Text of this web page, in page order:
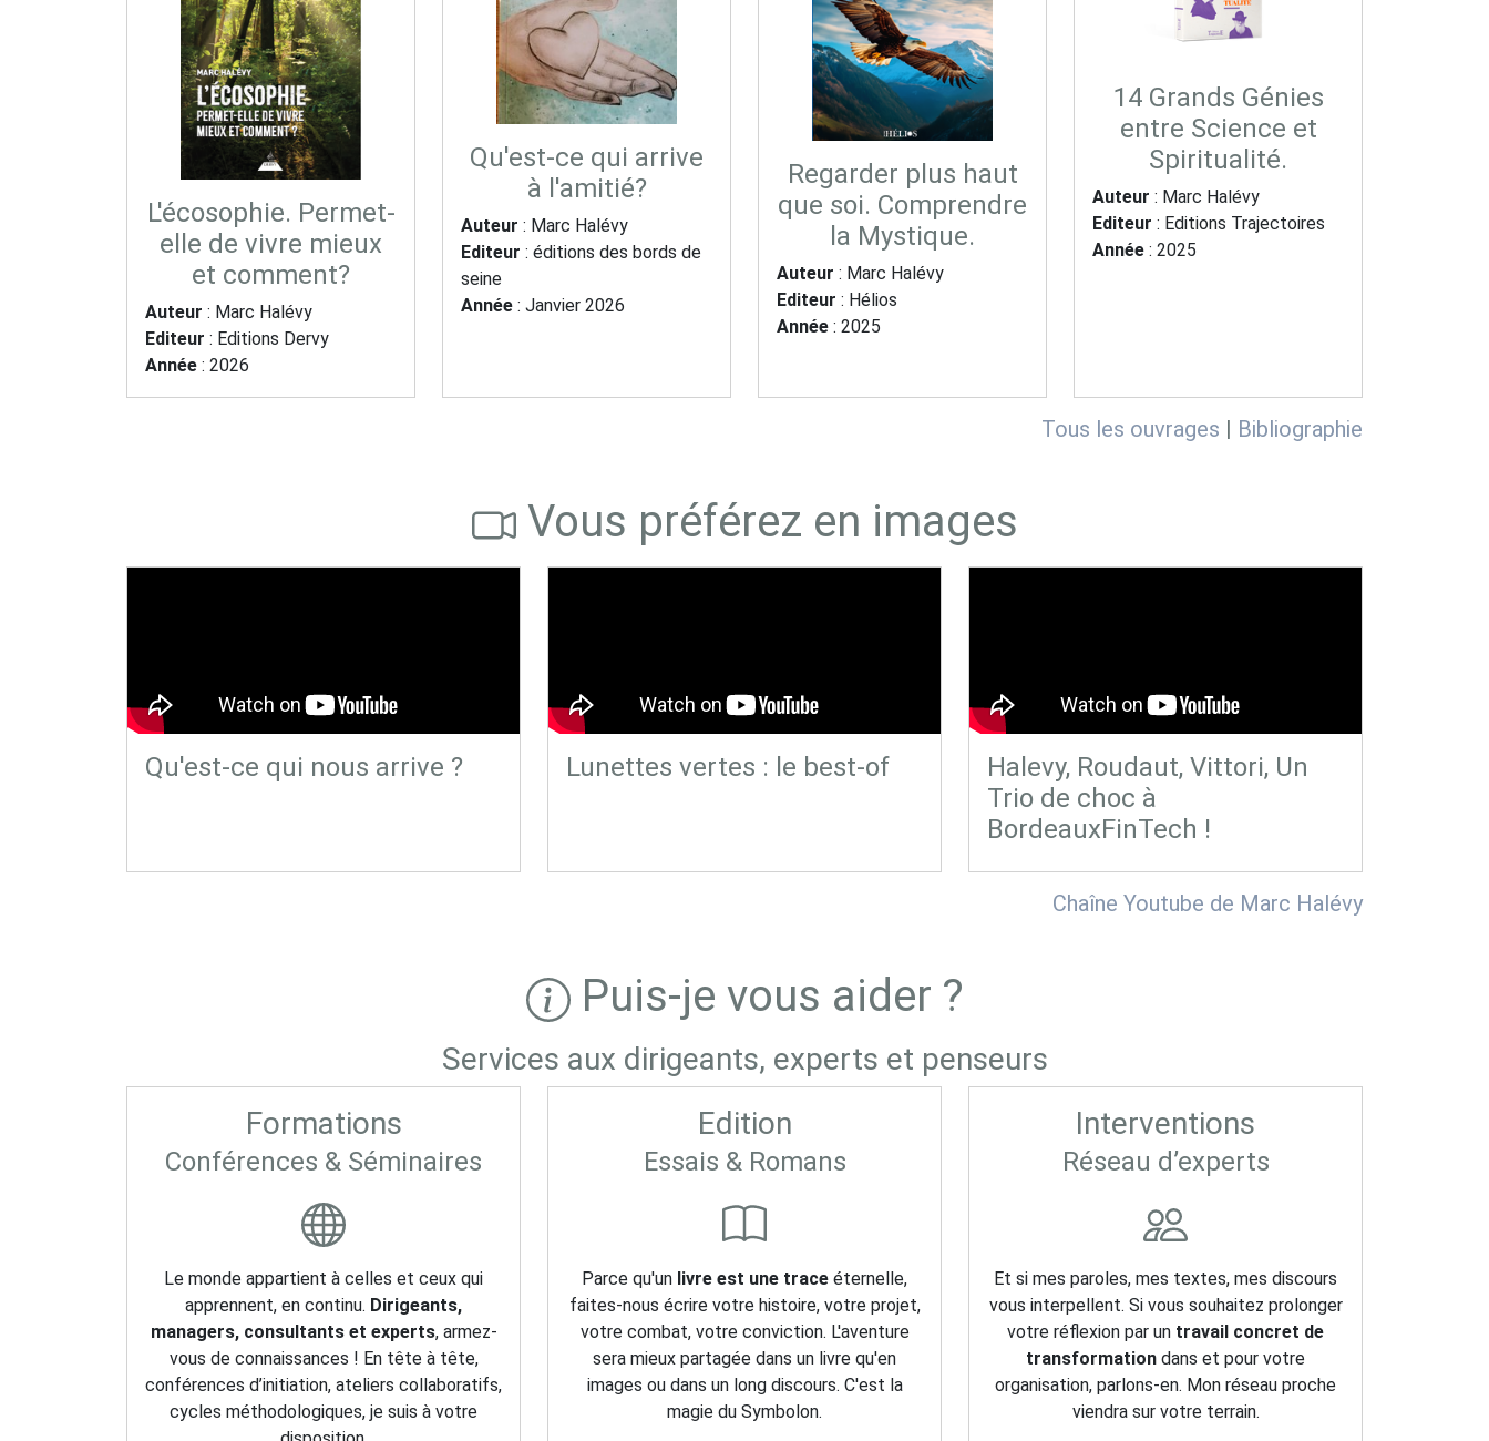
L'écosophie. Permet-
elle de vivre mieux
et comment?
Auteur : Marc Halévy
Editeur : Editions Dervy
Année : 2026
Qu'est-ce qui arrive
à l'amitié?
Auteur : Marc Halévy
Editeur : éditions des bords de
seine
Année : Janvier 2026
Regarder plus haut
que soi. Comprendre
la Mystique.
Auteur : Marc Halévy
Editeur : Hélios
Année : 2025
14 Grands Génies
entre Science et
Spiritualité.
Auteur : Marc Halévy
Editeur : Editions Trajectoires
Année : 2025
Tous les ouvrages | Bibliographie
Vous préférez en images
Qu'est-ce qui nous arrive ? Lunettes vertes : le best-of
Halevy, Roudaut, Vittori, Un
Trio de choc à
BordeauxFinTech !
Chaîne Youtube de Marc Halévy
Puis-je vous aider ?
Services aux dirigeants, experts et penseurs
Formations
Conférences & Séminaires
Le monde appartient à celles et ceux qui
apprennent, en continu. Dirigeants,
managers, consultants et experts, armez-
vous de connaissances ! En tête à tête,
conférences d’initiation, ateliers collaboratifs,
cycles méthodologiques, je suis à votre
Edition
Essais & Romans
Parce qu'un livre est une trace éternelle,
faites-nous écrire votre histoire, votre projet,
votre combat, votre conviction. L'aventure
sera mieux partagée dans un livre qu'en
images ou dans un long discours. C'est la
magie du Symbolon.
Interventions
Réseau d’experts
Et si mes paroles, mes textes, mes discours
vous interpellent. Si vous souhaitez prolonger
votre réflexion par un travail concret de
transformation dans et pour votre
organisation, parlons-en. Mon réseau proche
viendra sur votre terrain.